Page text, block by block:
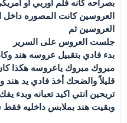
العروسين كانت المصوره داخل
العروسين ثم
جلست العروس على السرير
بدء فادي بتقبيل عروسه هند
مبروك مبروك ياعروسه هكذا
قليلاً والضحك أخذ فادي يد
تريحين انتي اكيد تعبانه وبدء
وبقيت هند بملابس داخليه